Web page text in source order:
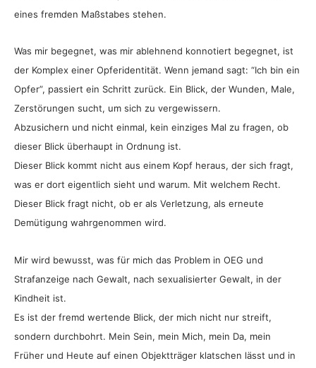
eines fremden Maßstabes stehen.
Was mir begegnet, was mir ablehnend konnotiert begegnet, ist
der Komplex einer Opferidentität. Wenn jemand sagt: “Ich bin ein
Opfer”, passiert ein Schritt zurück. Ein Blick, der Wunden, Male,
Zerstörungen sucht, um sich zu vergewissern.
Abzusichern und nicht einmal, kein einziges Mal zu fragen, ob
dieser Blick überhaupt in Ordnung ist.
Dieser Blick kommt nicht aus einem Kopf heraus, der sich fragt,
was er dort eigentlich sieht und warum. Mit welchem Recht.
Dieser Blick fragt nicht, ob er als Verletzung, als erneute
Demütigung wahrgenommen wird.
Mir wird bewusst, was für mich das Problem in OEG und
Strafanzeige nach Gewalt, nach sexualisierter Gewalt, in der
Kindheit ist.
Es ist der fremd wertende Blick, der mich nicht nur streift,
sondern durchbohrt. Mein Sein, mein Mich, mein Da, mein
Früher und Heute auf einen Objektträger klatschen lässt und in